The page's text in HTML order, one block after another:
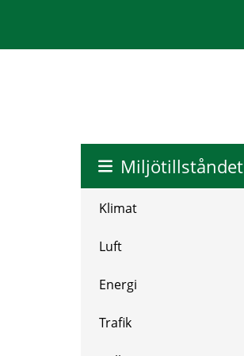
Miljötillståndet
Klimat
Luft
Energi
Trafik